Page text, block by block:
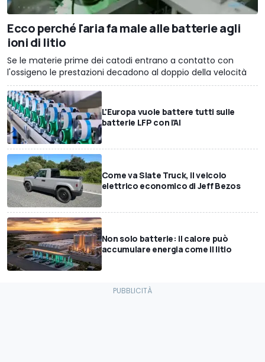
Ecco perché l'aria fa male alle batterie agli
ioni di litio
Se le materie prime dei catodi entrano a contatto con
l'ossigeno le prestazioni decadono al doppio della velocità
L'Europa vuole battere tutti sulle
batterie LFP con l'AI
Come va Slate Truck, il veicolo
elettrico economico di Jeff Bezos
Non solo batterie: il calore può
accumulare energia come il litio